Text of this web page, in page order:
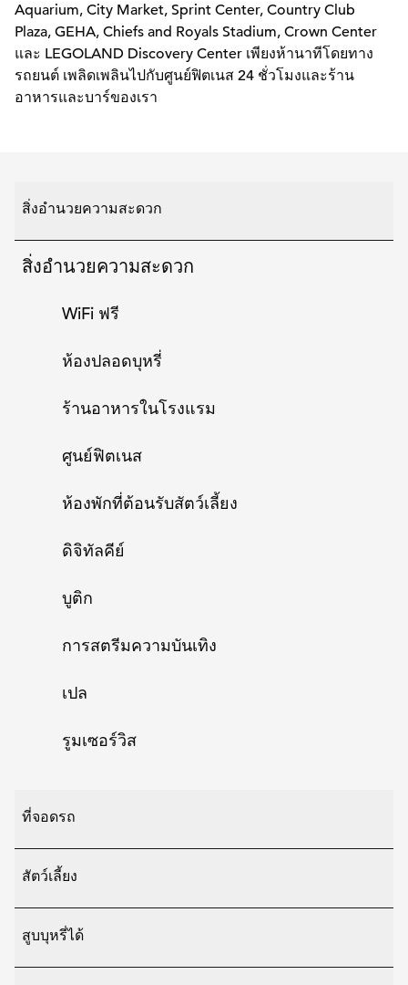
Aquarium, City Market, Sprint Center, Country Club
Plaza, GEHA, Chiefs and Royals Stadium, Crown Center
และ LEGOLAND Discovery Center เพียงห้านาทีโดยทาง
รถยนต์ เพลิดเพลินไปกับศูนย์ฟิตเนส 24 ชั่วโมงและร้าน
อาหารและบาร์ของเรา
สิ่งอำนวยความสะดวก
สิ่งอำนวยความสะดวก
WiFi ฟรี
ห้องปลอดบุหรี่
ร้านอาหารในโรงแรม
ศูนย์ฟิตเนส
ห้องพักที่ต้อนรับสัตว์เลี้ยง
ดิจิทัลคีย์
บูติก
การสตรีมความบันเทิง
เปล
รูมเซอร์วิส
ที่จอดรถ
สัตว์เลี้ยง
สูบบุหรี่ได้